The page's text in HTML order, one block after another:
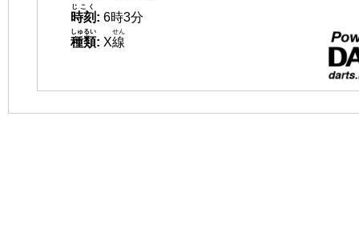
時刻
じこく
: 6時3分
種類
しゅるい
: X線
せん